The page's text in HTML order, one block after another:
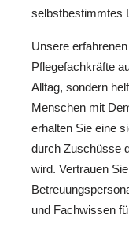
selbstbestimmtes
Unsere
Pflegefachkräfte
Alltag, sondern
Menschen mit
erhalten Sie eine
durch Zuschüsse
wird. Vertrauen
und Fachwissen